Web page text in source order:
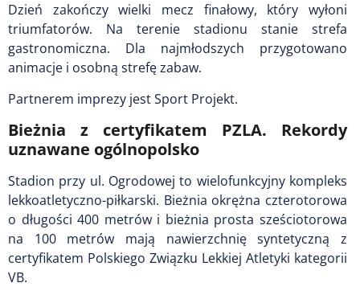
Dzień zakończy wielki mecz finałowy, który wyłoni
triumfatorów. Na terenie stadionu stanie strefa
gastronomiczna. Dla najmłodszych przygotowano
animacje i osobną strefę zabaw.
Partnerem imprezy jest Sport Projekt.
Bieżnia z certyfikatem PZLA. Rekordy
uznawane ogólnopolsko
Stadion przy ul. Ogrodowej to wielofunkcyjny kompleks
lekkoatletyczno-piłkarski. Bieżnia okrężna czterotorowa
o długości 400 metrów i bieżnia prosta sześciotorowa
na 100 metrów mają nawierzchnię syntetyczną z
certyfikatem Polskiego Związku Lekkiej Atletyki kategorii
VB.